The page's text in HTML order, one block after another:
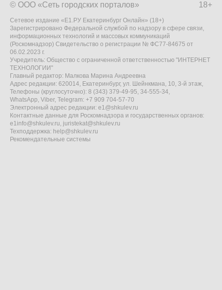
18+
© ООО «Сеть городских порталов»
Сетевое издание «Е1.РУ Екатеринбург Онлайн» (18+)
Зарегистрировано Федеральной службой по надзору в сфере связи,
информационных технологий и массовых коммуникаций
(Роскомнадзор) Свидетельство о регистрации № ФС77-84675 от
06.02.2023 г.
Учредитель: Общество с ограниченной ответственностью "ИНТЕРНЕТ
ТЕХНОЛОГИИ"
Главный редактор: Малкова Марина Андреевна
Адрес редакции: 620014, Екатеринбург, ул. Шейнкмана, 10, 3-й этаж,
Телефоны (круглосуточно): 8 (343) 379-49-95, 34-555-34,
WhatsApp, Viber, Telegram: +7 909 704-57-70
Электронный адрес редакции: e1@shkulev.ru
Контактные данные для Роскомнадзора и государственных органов:
e1info@shkulev.ru, juristekat@shkulev.ru
Техподдержка: help@shkulev.ru
Рекомендательные системы